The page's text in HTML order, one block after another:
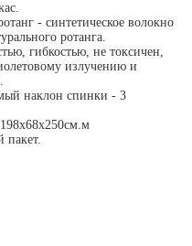
- синтетическое волокно
ротанга.
гибкостью, не токсичен,
излучению и
наклон спинки - 3
пакет.